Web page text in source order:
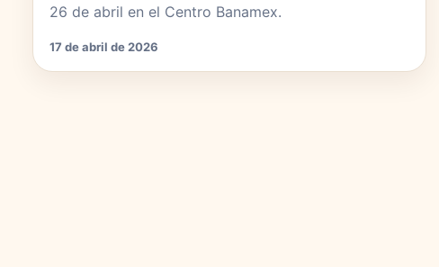
26 de abril en el Centro Banamex.
17 de abril de 2026